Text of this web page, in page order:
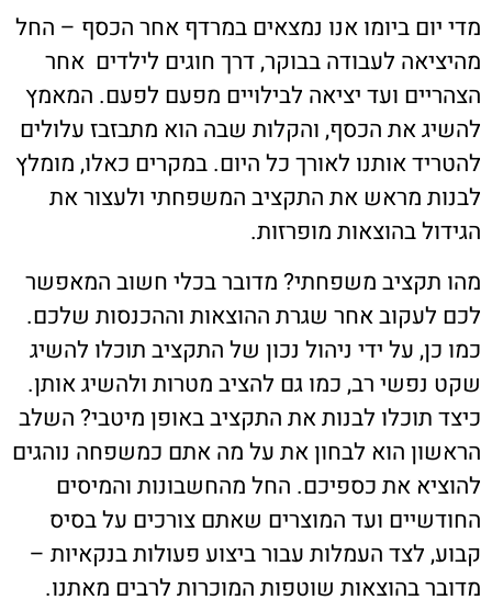
מדי יום ביומו אנו נמצאים במרדף אחר הכסף – החל
מהיציאה לעבודה בבוקר, דרך חוגים לילדים אחר
הצהריים ועד יציאה לבילויים מפעם לפעם. המאמץ
להשיג את הכסף, והקלות שבה הוא מתבזבז עלולים
להטריד אותנו לאורך כל היום. במקרים כאלו, מומלץ
לבנות מראש את התקציב המשפחתי ולעצור את
הגידול בהוצאות מופרזות.
מהו תקציב משפחתי? מדובר בכלי חשוב המאפשר
לכם לעקוב אחר שגרת ההוצאות וההכנסות שלכם.
כמו כן, על ידי ניהול נכון של התקציב תוכלו להשיג
שקט נפשי רב, כמו גם להציב מטרות ולהשיג אותן.
כיצד תוכלו לבנות את התקציב באופן מיטבי? השלב
הראשון הוא לבחון את על מה אתם כמשפחה נוהגים
להוציא את כספיכם. החל מהחשבונות והמיסים
החודשיים ועד המוצרים שאתם צורכים על בסיס
קבוע, לצד העמלות עבור ביצוע פעולות בנקאיות –
מדובר בהוצאות שוטפות המוכרות לרבים מאתנו.